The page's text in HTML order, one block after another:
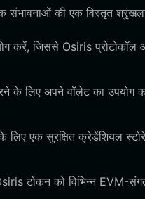
संभावनाओं की एक विस्तृत
करें, जिससे Osiris
के लिए अपने वॉलेट का उपयोग
लिए एक सुरक्षित क्रेडेंशियल
टोकन को विभिन्न EVM-